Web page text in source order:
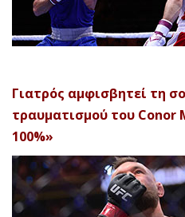
Γιατρός αμφισβητεί τη
τραυματισμού του Conor
100%»